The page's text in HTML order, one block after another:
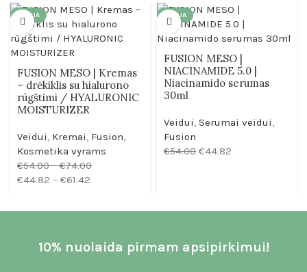
AKCIJA
FUSION MESO | Kremas
– drėkiklis su hialurono
rūgštimi / HYALURONIC
MOISTURIZER
Veidui, Kremai, Fusion,
Kosmetika vyrams
€54.00 – €74.00
€44.82 – €61.42
AKCIJA
FUSION MESO |
NIACINAMIDE 5.0 |
Niacinamido serumas
30ml
Veidui, Serumai veidui,
Fusion
€54.00 €44.82
10% nuolaida pirmam apsipirkimui!